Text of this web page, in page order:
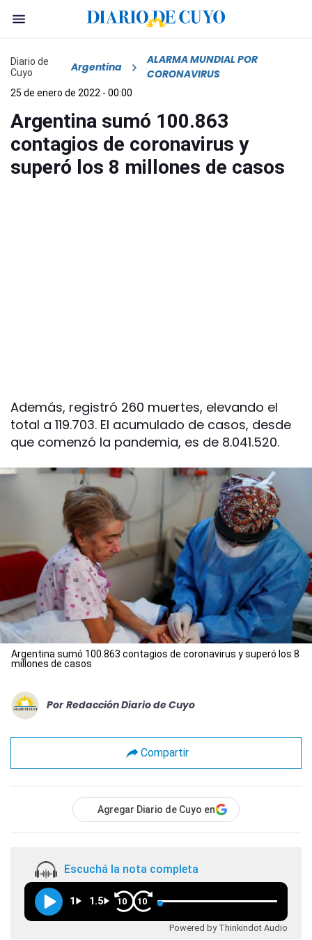
Diario de
Cuyo
Argentina
ALARMA MUNDIAL POR
CORONAVIRUS
25 de enero de 2022 - 00:00
Argentina sumó 100.863
contagios de coronavirus y
superó los 8 millones de casos
Además, registró 260 muertes, elevando el
total a 119.703. El acumulado de casos, desde
que comenzó la pandemia, es de 8.041.520.
Argentina sumó 100.863 contagios de coronavirus y superó los 8
millones de casos
Por Redacción Diario de Cuyo
Compartir
Agregar Diario de Cuyo en
Escuchá la nota completa
1 1.5 10 10
Powered by Thinkindot Audio